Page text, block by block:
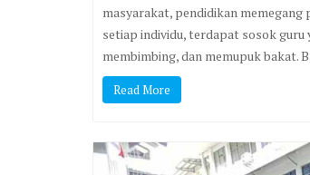
masyarakat, pendidikan
setiap individu, terdapat sosok
membimbing, dan memupuk bakat.
Read More